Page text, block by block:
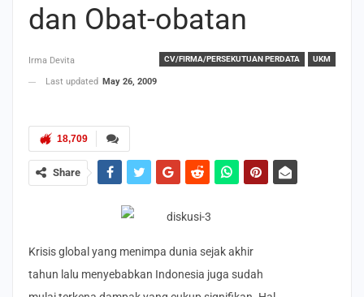
dan Obat-obatan
CV/FIRMA/PERSEKUTUAN PERDATA UKM
Irma Devita
Last updated May 26, 2009
18,709
Share
Krisis global yang menimpa dunia sejak akhir
tahun lalu menyebabkan Indonesia juga sudah